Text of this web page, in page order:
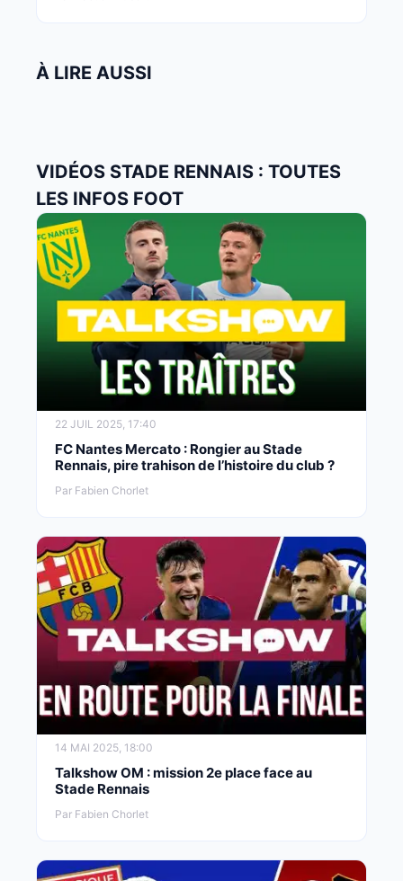
À LIRE AUSSI
VIDÉOS STADE RENNAIS : TOUTES
LES INFOS FOOT
22 JUIL 2025, 17:40
FC Nantes Mercato : Rongier au Stade
Rennais, pire trahison de l’histoire du club ?
Par Fabien Chorlet
14 MAI 2025, 18:00
Talkshow OM : mission 2e place face au
Stade Rennais
Par Fabien Chorlet